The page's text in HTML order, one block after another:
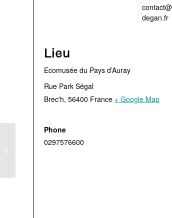
degan.fr
Lieu
Ecomusée du Pays d’Auray
Rue Park Ségal
Brec'h, 56400 France + Google Map
Phone
0297576600
Atelier Galettes au feu